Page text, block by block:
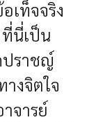
เท็จจริง
นี่เป็น
ปราชญ์
งจิตใจ
จารย์